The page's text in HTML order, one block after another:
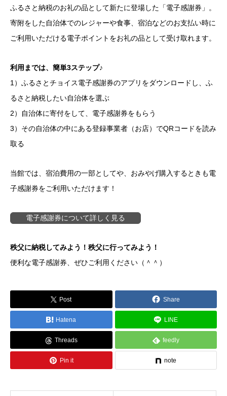
ふるさと納税のお礼の品として新たに登場した「電子感謝券」。
寄附をした自治体でのレジャーや食事、宿泊などのお支払い時に
ご利用いただける電子ポイントをお礼の品として受け取れます。
利用までは、簡単3ステップ♪
1）ふるさとチョイス電子感謝券のアプリをダウンロードし、ふ
るさと納税したい自治体を選ぶ
2）自治体に寄付をして、電子感謝券をもらう
3）その自治体の中にある登録事業者（お店）でQRコードを読み
取る
当館では、宿泊費用の一部としてや、おみやげ購入するときも電
子感謝券をご利用いただけます！
電子感謝券について詳しく見る
秩父に納税してみよう！秩父に行ってみよう！
便利な電子感謝券、ぜひご利用ください（＾＾）
Post Share
Hatena LINE
Threads feedly
Pin it note